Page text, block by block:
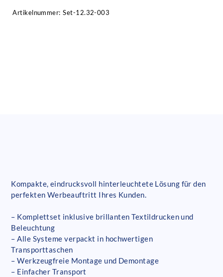
Artikelnummer: Set-12.32-003
Kompakte, eindrucksvoll hinterleuchtete Lösung für den
perfekten Werbeauftritt Ihres Kunden.
– Komplettset inklusive brillanten Textildrucken und
Beleuchtung
– Alle Systeme verpackt in hochwertigen
Transporttaschen
– Werkzeugfreie Montage und Demontage
– Einfacher Transport